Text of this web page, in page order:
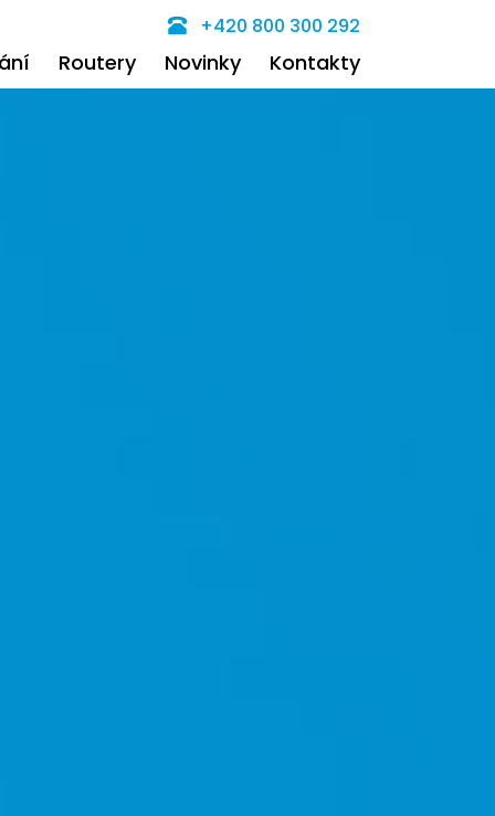
Routery Novinky Kontakty
+420 800 300 292